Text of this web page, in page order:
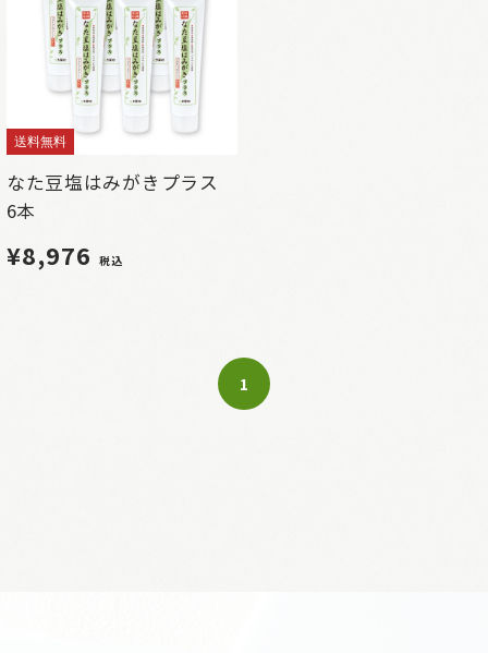
送料無料
なた豆塩はみがきプラス
6本
¥8,976 税込
1